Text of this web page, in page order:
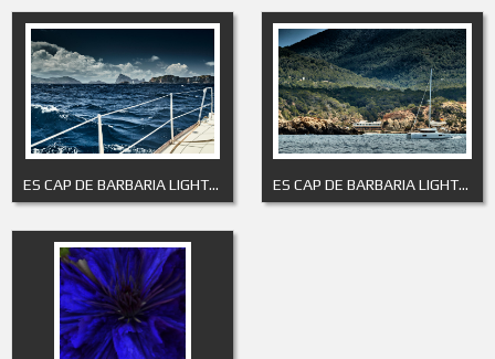
ES CAP DE BARBARIA LIGHTHOUSE 8 ES CAP DE BARBARIA LIGHTHOUSE 9